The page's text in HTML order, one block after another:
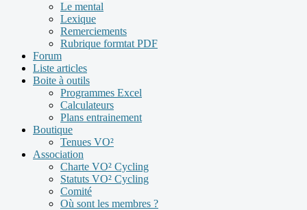
Le mental
Lexique
Remerciements
Rubrique formtat PDF
Forum
Liste articles
Boite à outils
Programmes Excel
Calculateurs
Plans entrainement
Boutique
Tenues VO²
Association
Charte VO² Cycling
Statuts VO² Cycling
Comité
Où sont les membres ?